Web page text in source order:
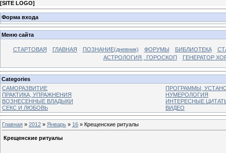
[SITE LOGO]
Форма входа
Меню сайта
СТАРТОВАЯ ГЛАВНАЯ ПОЗНАНИЕ(дневник) ФОРУМЫ БИБЛИОТЕКА
АСТРОЛОГИЯ , ГОРОСКОП
ГЕНЕРАТОР
Categories
САМОРАЗВИТИЕ
ПРОГРАММЫ,
ПРАКТИКА, УПРАЖНЕНИЯ
НУМЕРОЛОГИЯ
ВОЗНЕСЕННЫЕ ВЛАДЫКИ
ИНТЕРЕСНЫЕ
СЕКС И ЛЮБОВЬ
ВИДЕО
Главная » 2012 » Январь » 16 » Крещенские ритуалы
Крещенские ритуалы